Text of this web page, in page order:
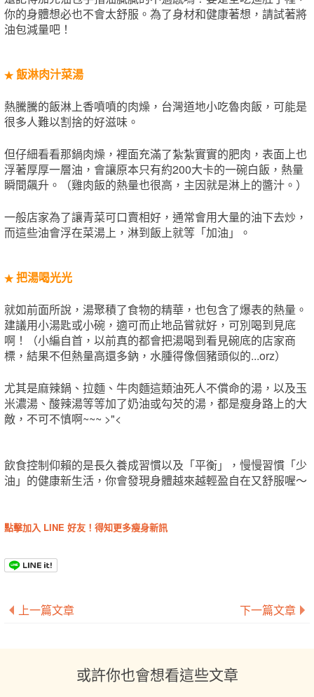
你的身體想必也不會太舒服。為了身材和健康著想，請試著將
油包減量吧！
★ 飯淋肉汁菜湯
熱騰騰的飯淋上香噴噴的肉燥，台灣道地小吃魯肉飯，可能是
很多人難以割捨的好滋味。
但仔細看看那鍋肉燥，裡面充滿了紮紮實實的肥肉，表面上也
浮著厚厚一層油，會讓原本只有約200大卡的一碗白飯，熱量
瞬間飆升。（雞肉飯的熱量也很高，主因就是淋上的醬汁。）
一般店家為了讓青菜可口賣相好，通常會用大量的油下去炒，
而這些油會浮在菜湯上，淋到飯上就等「加油」。
★ 把湯喝光光
就如前面所說，湯聚積了食物的精華，也包含了爆表的熱量。
建議用小湯匙或小碗，適可而止地品嘗就好，可別喝到見底
啊！（小編自首，以前真的都會把湯喝到看見碗底的店家商
標，結果不但熱量高還多鈉，水腫得像個豬頭似的...orz）
尤其是麻辣鍋、拉麵、牛肉麵這類油死人不償命的湯，以及玉
米濃湯、酸辣湯等等加了奶油或勾芡的湯，都是瘦身路上的大
敵，不可不慎啊~~~ >"<
飲食控制仰賴的是長久養成習慣以及「平衡」，慢慢習慣「少
油」的健康新生活，你會發現身體越來越輕盈自在又舒服喔～
點擊加入 LINE 好友！得知更多瘦身新訊
上一篇文章 下一篇文章
或許你也會想看這些文章